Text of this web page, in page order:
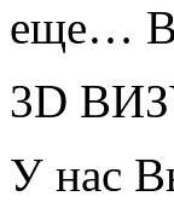
еще…
3D
У нас